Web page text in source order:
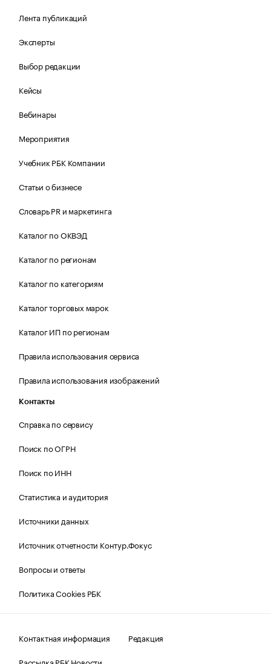
Лента публикаций
Эксперты
Выбор редакции
Кейсы
Вебинары
Мероприятия
Учебник РБК Компании
Статьи о бизнесе
Словарь PR и маркетинга
Каталог по ОКВЭД
Каталог по регионам
Каталог по категориям
Каталог торговых марок
Каталог ИП по регионам
Правила использования сервиса
Правила использования изображений
Контакты
Справка по сервису
Поиск по ОГРН
Поиск по ИНН
Статистика и аудитория
Источники данных
Источник отчетности Контур.Фокус
Вопросы и ответы
Политика Cookies РБК
Контактная информация
Редакция